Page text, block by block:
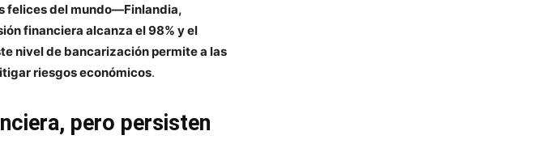
felices del mundo—Finlandia,
financiera alcanza el 98% y el
nivel de bancarización permite a las
riesgos económicos.
pero persisten